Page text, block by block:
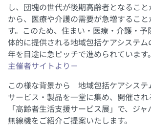
し、団塊の世代が後期高齢者となるこ
から、医療や介護の需要が急増するこ
す。このため、住まい・医療・介護・
体的に提供される地域包括ケアシステ
年を目途に急ピッチで進められています
主催者サイトより－
この様な背景から 地域包括ケアシステ
サービス・製品を一堂に集め、開催され
「高齢者生活支援サービス展」で、ジ
無線機をご紹介ご提案いたします。